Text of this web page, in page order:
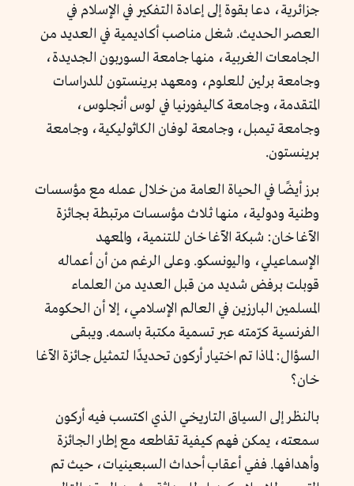
جزائرية، دعا بقوة إلى إعادة التفكير في الإسلام في
العصر الحديث. شغل مناصب أكاديمية في العديد من
الجامعات الغربية، منها جامعة السوربون الجديدة،
وجامعة برلين للعلوم، ومعهد برينستون للدراسات
المتقدمة، وجامعة كاليفورنيا في لوس أنجلوس،
وجامعة تيمبل، وجامعة لوفان الكاثوليكية، وجامعة
برينستون.
برز أيضًا في الحياة العامة من خلال عمله مع مؤسسات
وطنية ودولية، منها ثلاث مؤسسات مرتبطة بجائزة
الآغا خان: شبكة الآغا خان للتنمية، والمعهد
الإسماعيلي، واليونسكو. وعلى الرغم من أن أعماله
قوبلت برفض شديد من قبل العديد من العلماء
المسلمين البارزين في العالم الإسلامي، إلا أن الحكومة
الفرنسية كرّمته عبر تسمية مكتبة باسمه. ويبقى
السؤال: لماذا تم اختيار أركون تحديدًا لتمثيل جائزة الآغا
خان؟
بالنظر إلى السياق التاريخي الذي اكتسب فيه أركون
سمعته، يمكن فهم كيفية تقاطعه مع إطار الجائزة
وأهدافها. ففي أعقاب أحداث السبعينيات، حيث تم